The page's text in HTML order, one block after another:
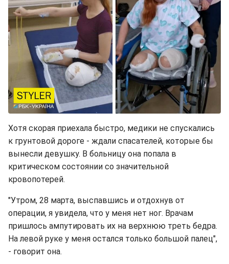
Хотя скорая приехала быстро, медики не спускались
к грунтовой дороге - ждали спасателей, которые бы
вынесли девушку. В больницу она попала в
критическом состоянии со значительной
кровопотерей.
"Утром, 28 марта, выспавшись и отдохнув от
операции, я увидела, что у меня нет ног. Врачам
пришлось ампутировать их на верхнюю треть бедра.
На левой руке у меня остался только большой палец",
- говорит она.